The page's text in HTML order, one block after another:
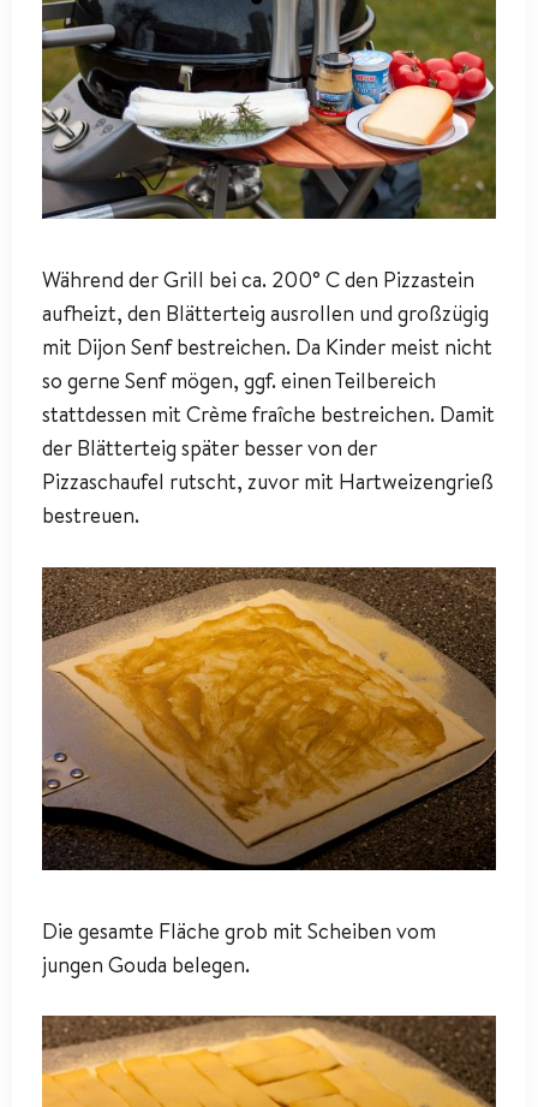
Während der Grill bei ca. 200° C den Pizzastein
aufheizt, den Blätterteig ausrollen und großzügig
mit Dijon Senf bestreichen. Da Kinder meist nicht
so gerne Senf mögen, ggf. einen Teilbereich
stattdessen mit Crème fraîche bestreichen. Damit
der Blätterteig später besser von der
Pizzaschaufel rutscht, zuvor mit Hartweizengrieß
bestreuen.
Die gesamte Fläche grob mit Scheiben vom
jungen Gouda belegen.